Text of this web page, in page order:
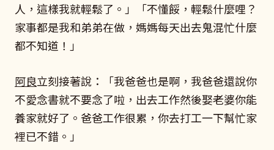
人，這樣我就輕鬆了。」「不懂餒，輕鬆什麼哩？
家事都是我和弟弟在做，媽媽每天出去鬼混忙什麼
都不知道！」
阿良立刻接著說：「我爸爸也是啊，我爸爸還說你
不愛念書就不要念了啦，出去工作然後娶老婆你能
養家就好了。爸爸工作很累，你去打工一下幫忙家
裡已不錯。」